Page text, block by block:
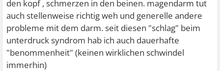
den kopf , schmerzen in den beinen. magendarm tut
auch stellenweise richtig weh und generelle andere
probleme mit dem darm. seit diesen "schlag" beim
unterdruck syndrom hab ich auch dauerhafte
"benommenheit" (keinen wirklichen schwindel
immerhin)